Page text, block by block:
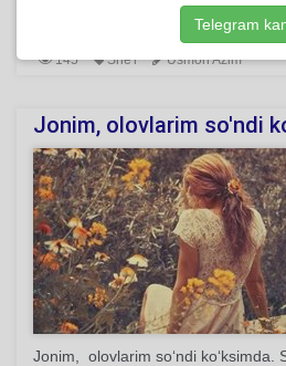
minoralar ketib borar kelajak sari...
145 She'r Usmon Azim
Jonim, olovlarim so'ndi
Jonim, olovlarim so‘ndi
Telegram